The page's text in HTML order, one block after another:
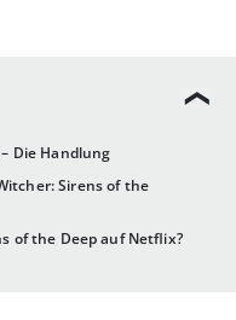
Die Handlung
Sirens of the
of the Deep auf Netflix?